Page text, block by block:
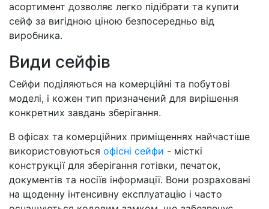
асортимент дозволяє легко підібрати та купити
сейф за вигідною ціною безпосередньо від
виробника.
Види сейфів
Сейфи поділяються на комерційні та побутові
моделі, і кожен тип призначений для вирішення
конкретних завдань зберігання.
В офісах та комерційних приміщеннях найчастіше
використовуються офісні сейфи - місткі
конструкції для зберігання готівки, печаток,
документів та носіїв інформації. Вони розраховані
на щоденну інтенсивну експлуатацію і часто